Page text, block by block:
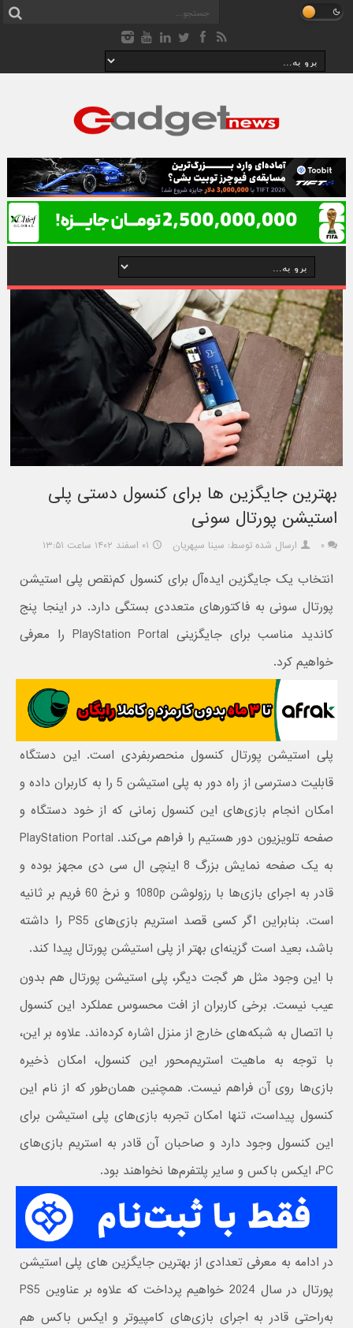
بهترین جایگزین ها برای کنسول دستی پلی
استیشن پورتال سونی
۰ ارسال شده توسط: سینا سپهریان ۰۱ اسفند ۱۴۰۲ ساعت ۱۳:۵۱
انتخاب یک جایگزین ایده‌آل برای کنسول کم‌نقص پلی استیشن
پورتال سونی به فاکتورهای متعددی بستگی دارد. در اینجا پنج
کاندید مناسب برای جایگزینی PlayStation Portal را معرفی
خواهیم کرد.
پلی استیشن پورتال کنسول منحصربفردی است. این دستگاه
قابلیت دسترسی از راه دور به پلی استیشن 5 را به کاربران داده و
امکان انجام بازی‌های این کنسول زمانی که از خود دستگاه و
صفحه تلویزیون دور هستیم را فراهم می‌کند. PlayStation Portal
به یک صفحه نمایش بزرگ 8 اینچی ال سی دی مجهز بوده و
قادر به اجرای بازی‌ها با رزولوشن 1080p و نرخ 60 فریم بر ثانیه
است.‌ بنابراین اگر کسی قصد استریم بازی‌های PS5 را داشته
باشد، بعید است گزینه‌ای بهتر از پلی استیشن پورتال پیدا کند.
با این وجود مثل هر گجت دیگر، پلی استیشن پورتال هم بدون
عیب نیست. برخی کاربران از افت محسوس عملکرد این کنسول
با اتصال به شبکه‌های خارج از منزل اشاره کرده‌اند. علاوه بر این،
با توجه به ماهیت استریم‌محور این کنسول، امکان ذخیره
بازی‌ها روی آن فراهم نیست. همچنین همان‌طور که از نام این
کنسول پیداست، تنها امکان تجربه بازی‌های پلی استیشن برای
این کنسول وجود دارد و صاحبان آن قادر به استریم بازی‌های
PC، ایکس باکس و سایر پلتفرم‌ها نخواهند بود.
در ادامه به معرفی تعدادی از بهترین جایگزین های پلی استیشن
پورتال در سال 2024 خواهیم پرداخت که علاوه بر عناوین PS5
به‌راحتی قادر به اجرای بازی‌های کامپیوتر و ایکس باکس هم